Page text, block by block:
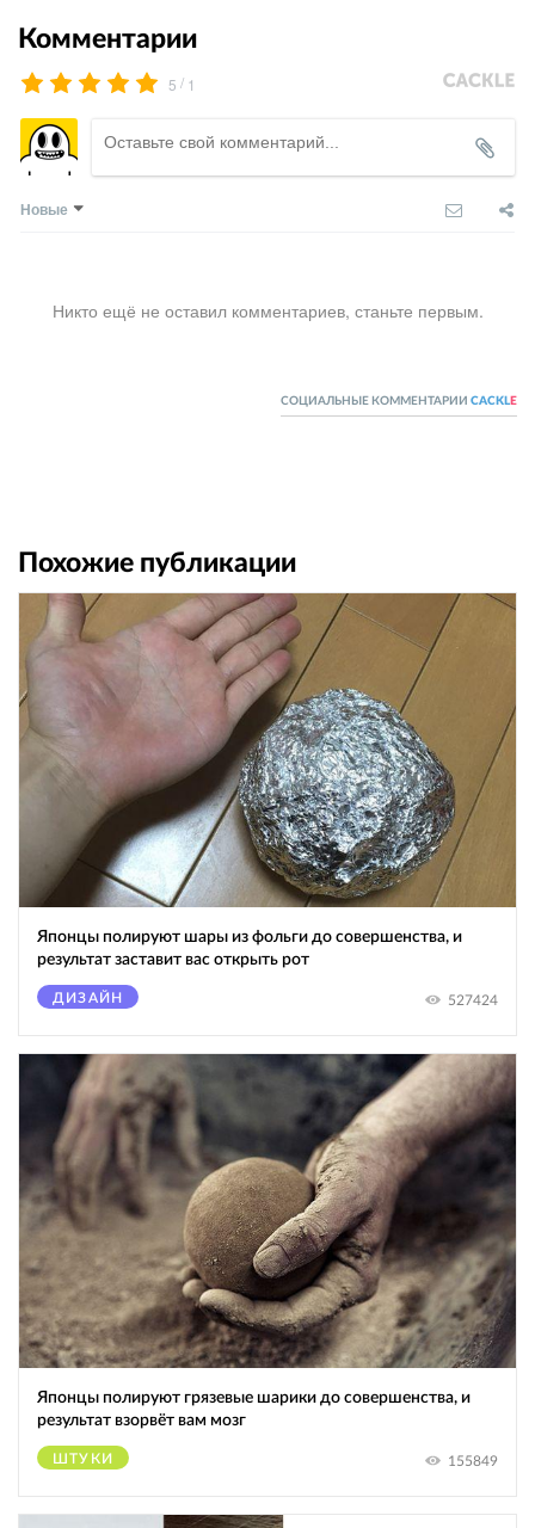
Комментарии
5 / 1
Новые
Никто ещё не оставил комментариев, станьте первым.
СОЦИАЛЬНЫЕ КОММЕНТАРИИ CACKL E
Похожие публикации
Японцы полируют шары из фольги до совершенства, и
результат заставит вас открыть рот
ДИЗАЙН 527424
Японцы полируют грязевые шарики до совершенства, и
результат взорвёт вам мозг
ШТУКИ 155849